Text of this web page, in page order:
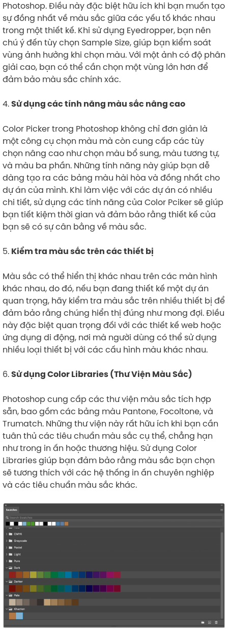
Photoshop. Điều này đặc biệt hữu ích khi bạn muốn tạo
sự đồng nhất về màu sắc giữa các yếu tố khác nhau
trong một thiết kế. Khi sử dụng Eyedropper, bạn nên
chú ý đến tùy chọn Sample Size, giúp bạn kiểm soát
vùng ảnh hưởng khi chọn màu. Với một ảnh có độ phân
giải cao, bạn có thể cần chọn một vùng lớn hơn để
đảm bảo màu sắc chính xác.
4.Sử dụng các tính năng màu sắc nâng cao
Color Picker trong Photoshop không chỉ đơn giản là
một công cụ chọn màu mà còn cung cấp các tùy
chọn nâng cao như chọn màu bổ sung, màu tương tự,
và màu ba phần. Những tính năng này giúp bạn dễ
dàng tạo ra các bảng màu hài hòa và đồng nhất cho
dự án của mình. Khi làm việc với các dự án có nhiều
chi tiết, sử dụng các tính năng của Color Pciker sẽ giúp
bạn tiết kiệm thời gian và đảm bảo rằng thiết kế của
bạn sẽ có sự cân bằng về màu sắc.
5. Kiểm tra màu sắc trên các thiết bị
Màu sắc có thể hiển thị khác nhau trên các màn hình
khác nhau, do đó, nếu bạn đang thiết kế một dự án
quan trọng, hãy kiểm tra màu sắc trên nhiều thiết bị để
đảm bảo rằng chúng hiển thị đúng như mong đợi. Điều
này đặc biệt quan trọng đối với các thiết kế web hoặc
ứng dụng di động, nơi mà người dùng có thể sử dụng
nhiều loại thiết bị với các cấu hình màu khác nhau.
6.Sử dụng Color Libraries (Thư Viện Màu Sắc)
Photoshop cung cấp các thư viện màu sắc tích hợp
sẵn, bao gồm các bảng màu Pantone, Focoltone, và
Trumatch. Những thư viện này rất hữu ích khi bạn cần
tuân thủ các tiêu chuẩn màu sắc cụ thể, chẳng hạn
như trong in ấn hoặc thương hiệu. Sử dụng Color
Libraries giúp bạn đảm bảo rằng màu sắc bạn chọn
sẽ tương thích với các hệ thống in ấn chuyên nghiệp
và các tiêu chuẩn màu sắc khác.